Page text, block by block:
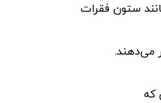
ستون فقرات
می‌دهند.
که